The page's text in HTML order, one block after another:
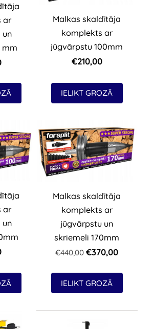
ar
un
mm
Malkas skaldītāja
komplekts ar
jūgvārpstu 100mm
€210,00
IELIKT GROZĀ
ar
un
Malkas skaldītāja
komplekts ar
jūgvārpstu un
skriemeli 170mm
€440,00 €370,00
IELIKT GROZĀ